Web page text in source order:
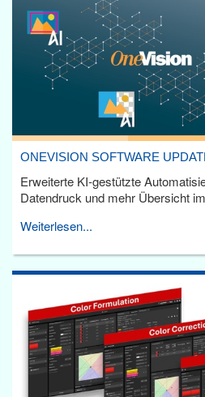
ONEVISION SOFTWARE
Erweiterte KI-gestützte
Datendruck und mehr Übersicht
Weiterlesen...